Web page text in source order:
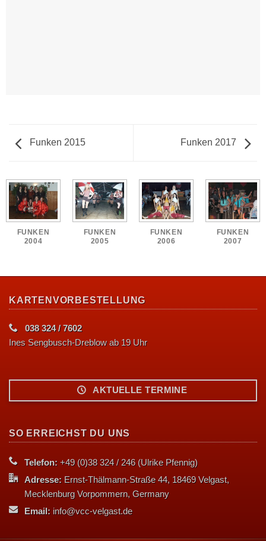
Funken 2015 Funken 2017
FUNKEN
2004
FUNKEN
2005
FUNKEN
2006
FUNKEN
2007
SO ERREICHST DU UNS
Telefon: +49 (0)38 324 / 246 (Ulrike Pfennig)
Adresse: Ernst-Thälmann-Straße 44, 18469 Velgast,
Mecklenburg Vorpommern, Germany
Email: info@vcc-velgast.de
KARTENVORBESTELLUNG
038 324 / 7602
Ines Sengbusch-Dreblow ab 19 Uhr
AKTUELLE TERMINE